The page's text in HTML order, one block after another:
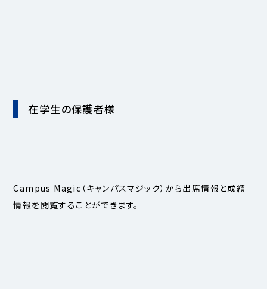
在学生の保護者様
Campus Magic（キャンパスマジック）から出席情報と成績
情報を閲覧することができます。